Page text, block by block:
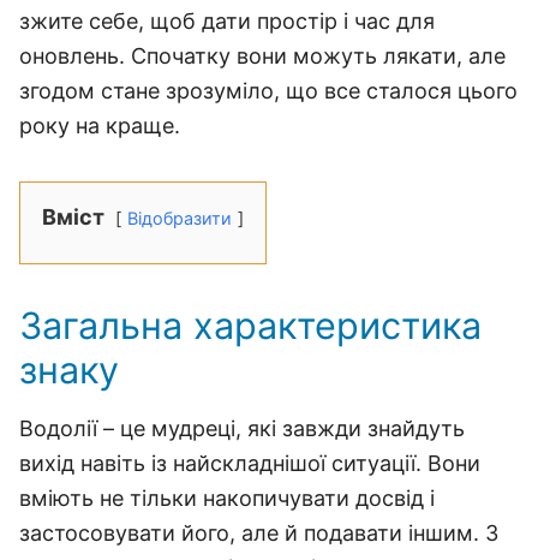
зжите себе, щоб дати простір і час для
оновлень. Спочатку вони можуть лякати, але
згодом стане зрозуміло, що все сталося цього
року на краще.
Вміст Відобразити
Загальна характеристика
знаку
Водолії – це мудреці, які завжди знайдуть
вихід навіть із найскладнішої ситуації. Вони
вміють не тільки накопичувати досвід і
застосовувати його, але й подавати іншим. З